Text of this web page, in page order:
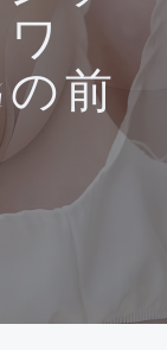
ワ
前